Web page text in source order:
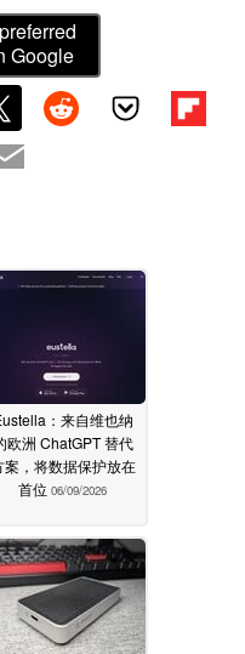
Google
：来自维也纳
欧洲 ChatGPT 替代
案，将数据保护放在
首位 06/09/2026